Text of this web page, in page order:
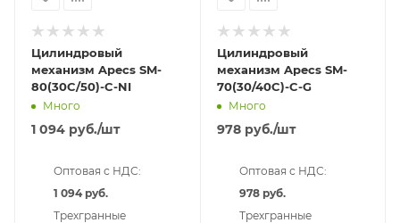
Цилиндровый
механизм Apecs SM-
80(30C/50)-C-NI
Много
1 094 руб./шт
Оптовая с НДС:
1 094 руб.
Трехгранные
Цилиндровый
механизм Apecs SM-
70(30/40C)-C-G
Много
978руб./шт
Оптовая с НДС:
978 руб.
Трехгранные